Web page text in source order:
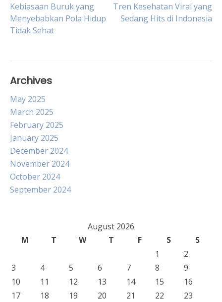
Post
navigation
Kebiasaan Buruk yang
Menyebabkan Pola Hidup
Tidak Sehat
Tren Kesehatan Viral yang
Sedang Hits di Indonesia
Archives
May 2025
March 2025
February 2025
January 2025
December 2024
November 2024
October 2024
September 2024
August 2026
M
T W T F S
S
1
2
3
4 5 6 7 8
9
10
11 12 13 14 15
16
17
18 19 20 21 22
23